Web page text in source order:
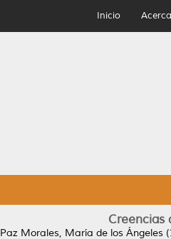
Inicio
Creencias
Paz Morales, María de los Ángeles